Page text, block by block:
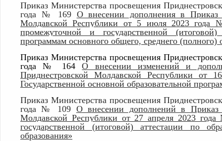
Приказ Министерства просвещения
года № 169 О внесении дополнения в Приказ
Молдавской Республики от 5 июля 2023 года
промежуточной и государственной
программам основного общего, среднего (полного)
Приказ Министерства просвещения
года № 164О внесении изменений и
Приднестровской Молдавской Республики
Государственной основной образовательной
Приказ Министерства просвещения
года № 109 О внесении дополнений в Приказ
Молдавской Республики от 27 апреля 2023
государственной (итоговой) аттестации по
образования»